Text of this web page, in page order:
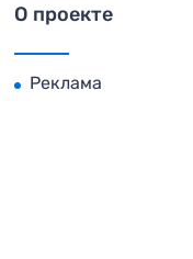
О проекте
Реклама